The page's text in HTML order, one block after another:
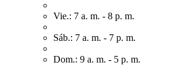
Vie.: 7 a. m. - 8 p. m.
Sáb.: 7 a. m. - 7 p. m.
Dom.: 9 a. m. - 5 p. m.